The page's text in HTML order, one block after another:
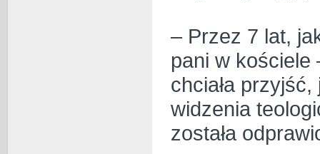
– Przez 7 lat,
pani w kościele
chciała
widzenia
została